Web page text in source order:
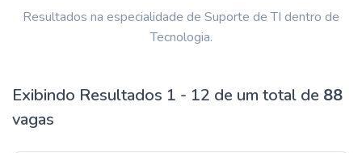
Resultados na especialidade de Suporte de TI dentro de
Tecnologia.
Exibindo Resultados 1 - 12 de um total de 88
vagas